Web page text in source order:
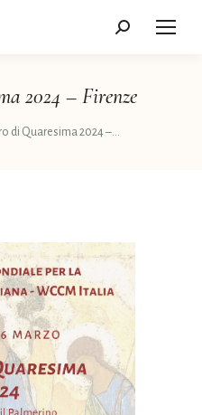
Cerca:
2024 – Firenze
di Quaresima 2024 –…